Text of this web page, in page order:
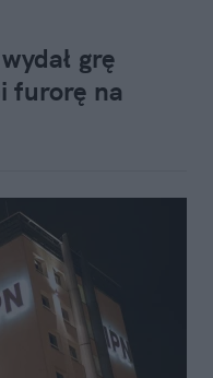
grę
furorę na